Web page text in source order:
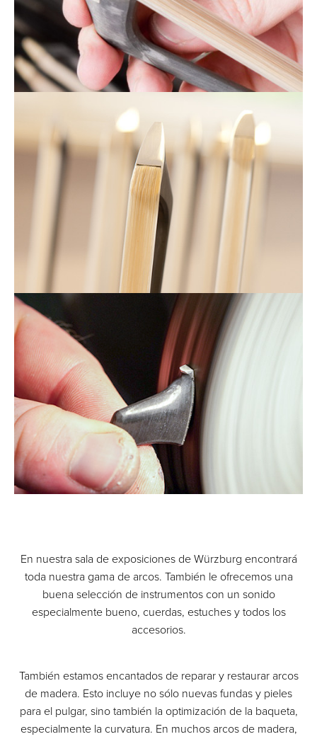
En nuestra sala de exposiciones de Würzburg encontrará
toda nuestra gama de arcos. También le ofrecemos una
buena selección de instrumentos con un sonido
especialmente bueno, cuerdas, estuches y todos los
accesorios.
También estamos encantados de reparar y restaurar arcos
de madera. Esto incluye no sólo nuevas fundas y pieles
para el pulgar, sino también la optimización de la baqueta,
especialmente la curvatura. En muchos arcos de madera,